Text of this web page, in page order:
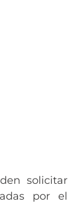
solicitar
por el